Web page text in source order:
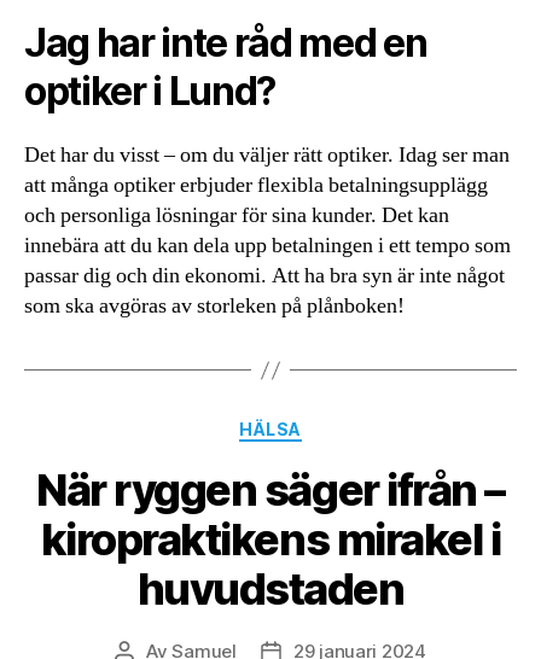
Jag har inte råd med en
optiker i Lund?
Det har du visst – om du väljer rätt optiker. Idag ser man
att många optiker erbjuder flexibla betalningsupplägg
och personliga lösningar för sina kunder. Det kan
innebära att du kan dela upp betalningen i ett tempo som
passar dig och din ekonomi. Att ha bra syn är inte något
som ska avgöras av storleken på plånboken!
Kategorier
HÄLSA
När ryggen säger ifrån –
kiropraktikens mirakel i
huvudstaden
Inläggsförfattare
AvSamuel Inläggsdatum
29 januari 2024